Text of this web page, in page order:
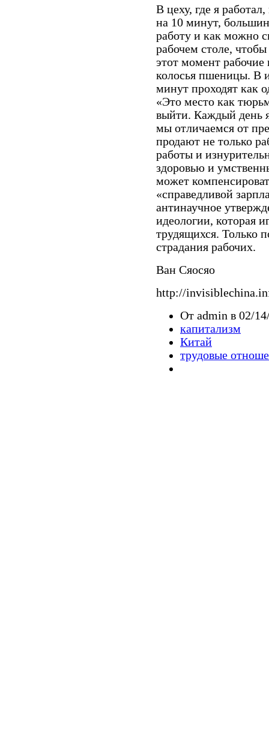
В цеху, где я
на 10 минут,
работу и как можно
рабочем столе,
этот момент
колосья пшеницы. В
минут проходят как
«Это место как
выйти. Каждый день
мы отличаемся от
продают не только
работы и
здоровью и
может
«справедливой
антинаучное
идеологии, которая
трудящихся. Только
страдания рабочих.
Ван Сяосяо
http://
От admin в 02/
капитализм
Китай
трудовые